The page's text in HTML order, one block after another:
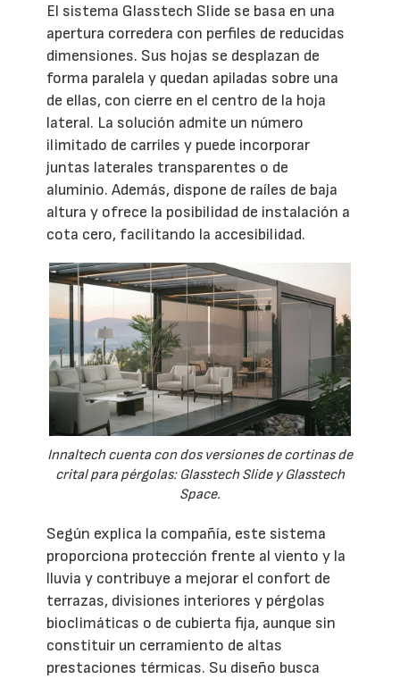
El sistema Glasstech Slide se basa en una
apertura corredera con perfiles de reducidas
dimensiones. Sus hojas se desplazan de
forma paralela y quedan apiladas sobre una
de ellas, con cierre en el centro de la hoja
lateral. La solución admite un número
ilimitado de carriles y puede incorporar
juntas laterales transparentes o de
aluminio. Además, dispone de raíles de baja
altura y ofrece la posibilidad de instalación a
cota cero, facilitando la accesibilidad.
Innaltech cuenta con dos versiones de cortinas de
crital para pérgolas: Glasstech Slide y Glasstech
Space.
Según explica la compañía, este sistema
proporciona protección frente al viento y la
lluvia y contribuye a mejorar el confort de
terrazas, divisiones interiores y pérgolas
bioclimáticas o de cubierta fija, aunque sin
constituir un cerramiento de altas
prestaciones térmicas. Su diseño busca